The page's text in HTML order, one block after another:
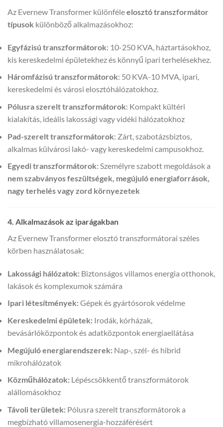
Az Evernew Transformer különféleelosztó transzformátor
típusok különböző alkalmazásokhoz:
Egyfázisú transzformátorok: 10-250 KVA, háztartásokhoz,
kis kereskedelmi épületekhez és könnyű ipari terhelésekhez.
Háromfázisú transzformátorok: 50 KVA-10 MVA, ipari,
kereskedelmi és városi elosztóhálózatokhoz.
Pólusra szerelt transzformátorok: Kompakt kültéri
kialakítás, ideális lakossági vagy vidéki hálózatokhoz
Pad-szerelt transzformátorok: Zárt, szabotázsbiztos,
alkalmas külvárosi lakó- vagy kereskedelmi campusokhoz.
Egyedi transzformátorok: Személyre szabott megoldások a
nem szabványos feszültségek, megújuló energiaforrások,
nagy terhelés vagy zord környezetek
4. Alkalmazások az iparágakban
Az Evernew Transformer elosztó transzformátorai széles
körben használatosak:
Lakossági hálózatok: Biztonságos villamos energia otthonok,
lakások és komplexumok számára
Ipari létesítmények:Gépek és gyártósorok védelme
Kereskedelmi épületek: Irodák, kórházak,
bevásárlóközpontok és adatközpontok energiaellátása
Megújuló energiarendszerek: Nap-, szél- és hibrid
mikrohálózatok
Közműhálózatok: Lépéscsökkentő transzformátorok
alállomásokhoz
Távoli területek: Pólusra szerelt transzformátorok a
megbízható villamosenergia-hozzáférésért